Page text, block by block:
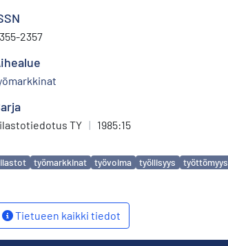
2357
TY | 1985:15
työmarkkinat työvoima työllisyys työttömyys
Tietueen kaikki tiedot